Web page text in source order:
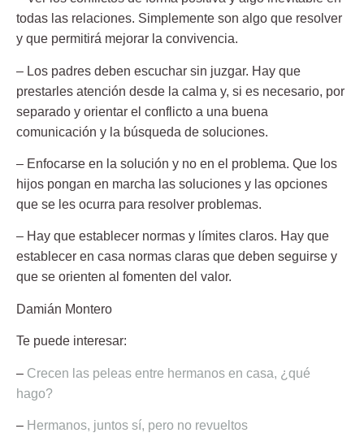
todas las relaciones. Simplemente son algo que resolver
y que permitirá mejorar la convivencia.
– Los padres deben escuchar sin juzgar. Hay que
prestarles atención desde la calma y, si es necesario, por
separado y orientar el conflicto a una buena
comunicación y la búsqueda de soluciones.
– Enfocarse en la solución y no en el problema. Que los
hijos pongan en marcha las soluciones y las opciones
que se les ocurra para resolver problemas.
– Hay que establecer normas y límites claros. Hay que
establecer en casa normas claras que deben seguirse y
que se orienten al fomenten del valor.
Damián Montero
Te puede interesar:
– Crecen las peleas entre hermanos en casa, ¿qué
hago?
– Hermanos, juntos sí, pero no revueltos